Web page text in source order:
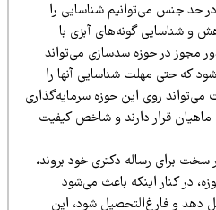
می‌توانیم شناسایی را
گونه‌های آبزی با
در حوزه سدسازی می‌تواند
حتی مهلت شناسایی آنها را
روی این حوزه سرمایه‌گذاری
قرار دارند و شاخص کیفیت
رساله دکتری خود بروند،
اینکه باعث می‌شود
و فارغ‌التحصیل شود، این